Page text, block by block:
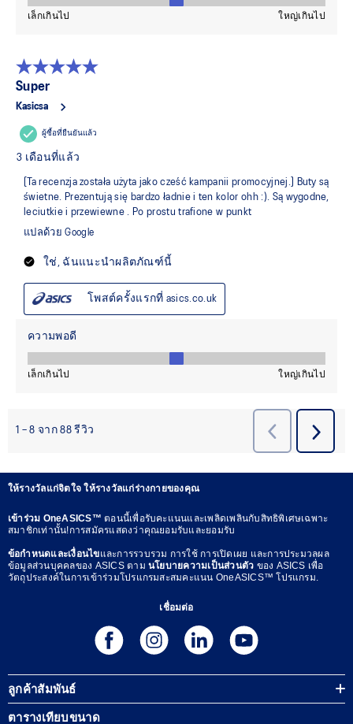
ให้รางวัลแก่จิตใจ ให้รางวัลแก่ร่างกายของคุณ
เข้าร่วม OneASICS™ตอนนี้เพื่อรับคะแนนและเพลิดเพลินกับสิทธิพิเศษเฉพาะ
สมาชิกเท่านั้น!การสมัครแสดงว่าคุณยอมรับและยอมรับ
ข้อกำหนดและเงื่อนไขและการรวบรวม การใช้ การเปิดเผย และการประมวลผล
ข้อมูลส่วนบุคคลของ ASICS ตาม นโยบายความเป็นส่วนตัว ของ ASICS เพื่อ
วัตถุประสงค์ในการเข้าร่วมโปรแกรมสะสมคะแนน OneASICS™ โปรแกรม.
เชื่อมต่อ
ลูกค้าสัมพันธ์
ตารางเทียบขนาด